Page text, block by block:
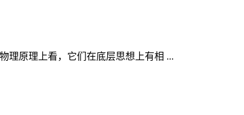
理原理上看，它们在底层思想上有相 ...